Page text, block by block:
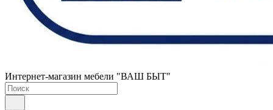
Интернет-магазин мебели "ВАШ БЫТ"